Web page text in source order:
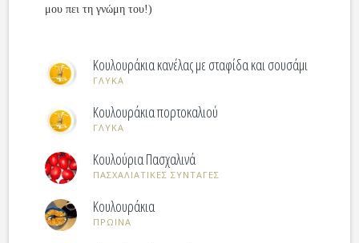
μου πει τη γνώμη του!)
Κουλουράκια κανέλας με σταφίδα και σουσάμι
ΓΛΥΚΑ
Κουλουράκια πορτοκαλιού
ΓΛΥΚΑ
Κουλούρια Πασχαλινά
ΠΑΣΧΑΛΙΑΤΙΚΕΣ ΣΥΝΤΑΓΕΣ
Κουλουράκια
ΠΡΩΙΝΑ